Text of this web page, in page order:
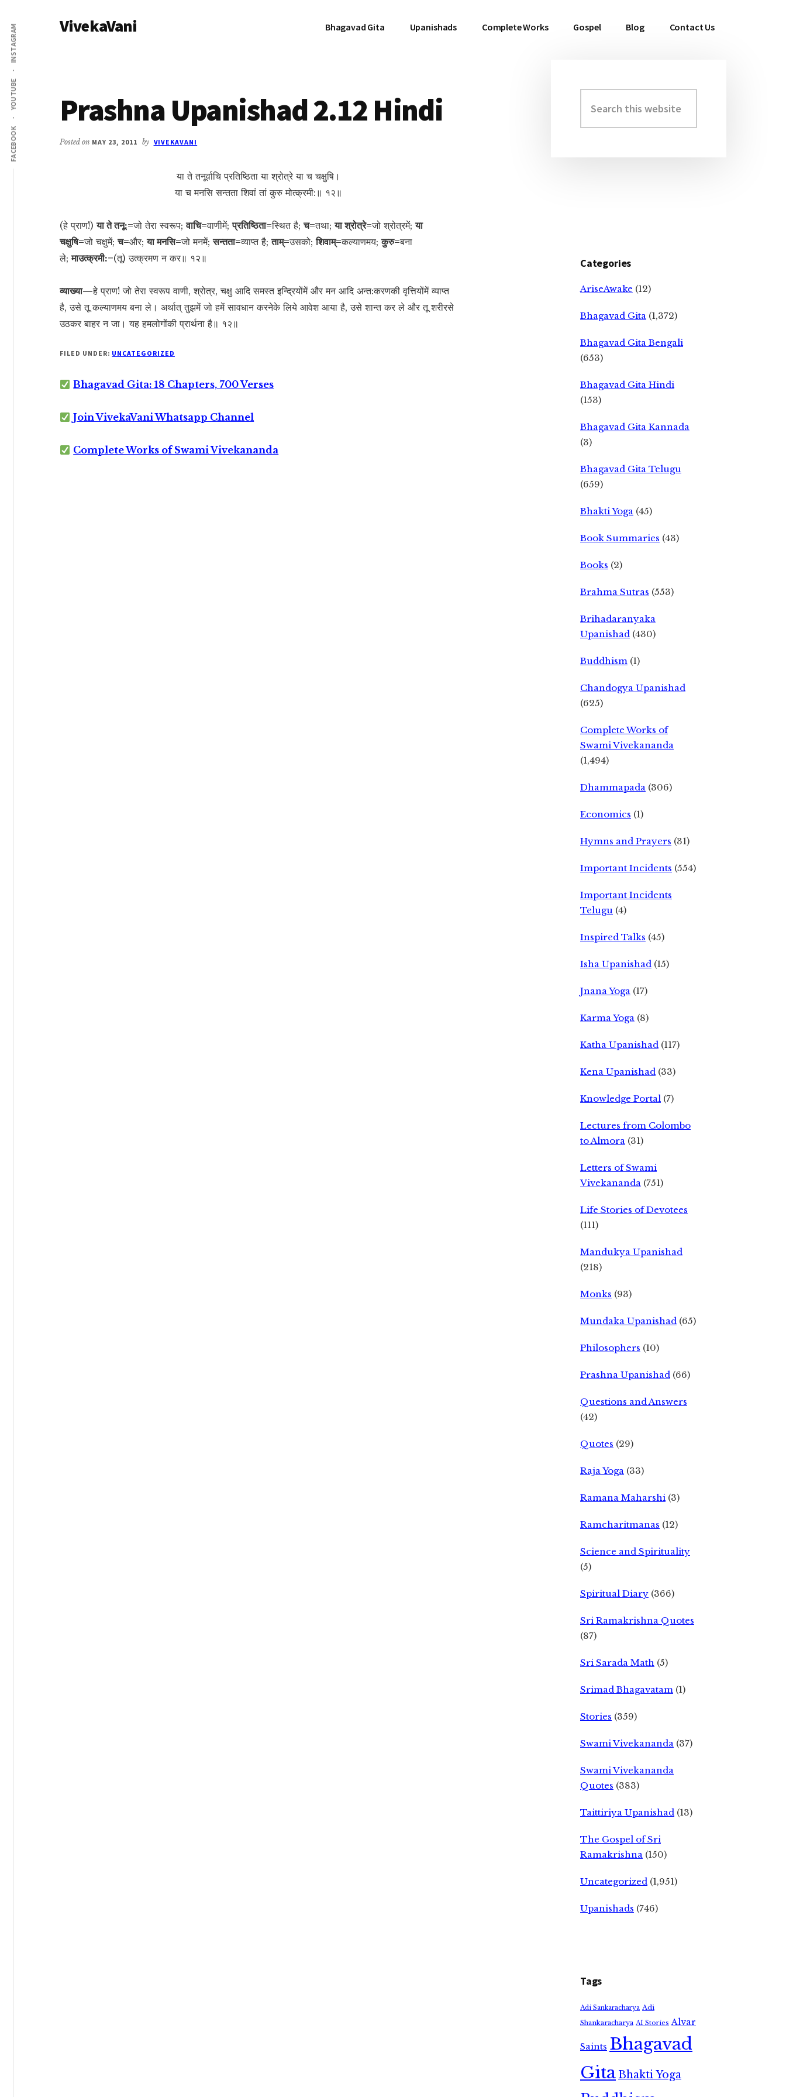
main
content
primary
sidebar
Additional
menu
FACEBOOK
YOUTUBE
INSTAGRAM VivekaVani Bhagavad Gita Upanishads Complete Works Gospel Blog Contact Us
Prashna Upanishad 2.12 Hindi
Posted on MAY 23, 2011 by VIVEKAVANI
या ते तनूर्वाचि प्रतिष्ठिता या श्रोत्रे या च चक्षुषि।
या च मनसि सन्तता शिवां तां कुरु मोत्क्रमी:॥ १२॥
(हे प्राण!)या ते तनू:=जो तेरा स्वरूप;वाचि=वाणीमें;प्रतिष्ठिता=स्थित है;च=तथा;या श्रोत्रे=जो श्रोत्रमें;या
चक्षुषि=जो चक्षुमें;च=और;या मनसि=जो मनमें;सन्तता=व्याप्त है;ताम्=उसको;शिवाम्=कल्याणमय;कुरु=बना
ले;माउत्क्रमी:=(तू) उत्क्रमण न कर॥ १२॥
व्याख्या—हे प्राण! जो तेरा स्वरूप वाणी, श्रोत्र, चक्षु आदि समस्त इन्द्रियोंमें और मन आदि अन्त:करणकी वृत्तियोंमें व्याप्त
है, उसे तू कल्याणमय बना ले। अर्थात् तुझमें जो हमें सावधान करनेके लिये आवेश आया है, उसे शान्त कर ले और तू शरीरसे
उठकर बाहर न जा। यह हमलोगोंकी प्रार्थना है॥ १२॥
FILED UNDER: UNCATEGORIZED
Bhagavad Gita: 18 Chapters, 700 Verses
Join VivekaVani Whatsapp Channel
Complete Works of Swami Vivekananda
Primary
Sidebar
this
website
Categories
AriseAwake (12)
Bhagavad Gita (1,372)
Bhagavad Gita Bengali
(653)
Bhagavad Gita Hindi
(153)
Bhagavad Gita Kannada
(3)
Bhagavad Gita Telugu
(659)
Bhakti Yoga (45)
Book Summaries (43)
Books (2)
Brahma Sutras (553)
Brihadaranyaka
Upanishad (430)
Buddhism (1)
Chandogya Upanishad
(625)
Complete Works of
Swami Vivekananda
(1,494)
Dhammapada (306)
Economics (1)
Hymns and Prayers (31)
Important Incidents (554)
Important Incidents
Telugu (4)
Inspired Talks (45)
Isha Upanishad (15)
Jnana Yoga (17)
Karma Yoga (8)
Katha Upanishad (117)
Kena Upanishad (33)
Knowledge Portal (7)
Lectures from Colombo
to Almora (31)
Letters of Swami
Vivekananda (751)
Life Stories of Devotees
(111)
Mandukya Upanishad
(218)
Monks (93)
Mundaka Upanishad (65)
Philosophers (10)
Prashna Upanishad (66)
Questions and Answers
(42)
Quotes (29)
Raja Yoga (33)
Ramana Maharshi (3)
Ramcharitmanas (12)
Science and Spirituality
(5)
Spiritual Diary (366)
Sri Ramakrishna Quotes
(87)
Sri Sarada Math (5)
Srimad Bhagavatam (1)
Stories (359)
Swami Vivekananda (37)
Swami Vivekananda
Quotes (383)
Taittiriya Upanishad (13)
The Gospel of Sri
Ramakrishna (150)
Uncategorized (1,951)
Upanishads (746)
Tags
Adi Sankaracharya Adi
Shankaracharya AI Stories Alvar
Saints Bhagavad
GitaBhakti Yoga